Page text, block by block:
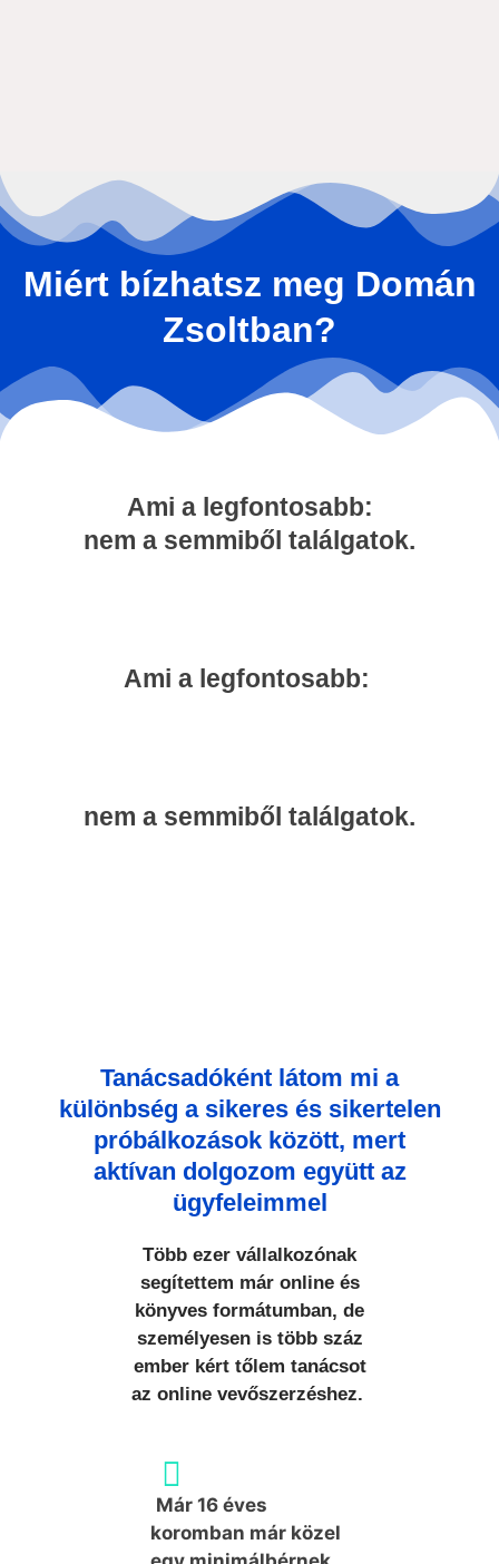
Miért bízhatsz meg Domán
Zsoltban?
Ami a legfontosabb:
nem a semmiből találgatok.
Ami a legfontosabb:
nem a semmiből találgatok.
Tanácsadóként látom mi a
különbség a sikeres és sikertelen
próbálkozások között, mert
aktívan dolgozom együtt az
ügyfeleimmel
Több ezer vállalkozónak
segítettem már online és
könyves formátumban, de
személyesen is több száz
ember kért tőlem tanácsot
az online vevőszerzéshez.
Már 16 éves
koromban már közel